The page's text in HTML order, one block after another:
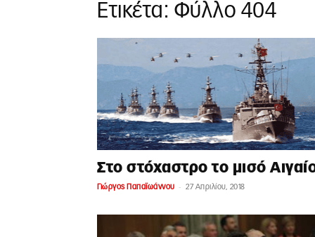
Ετικέτα: Φύλλο 404
Στο στόχαστρο το μισό
Γιώργος Παπαϊωάννου - 27 Απριλίου, 2018